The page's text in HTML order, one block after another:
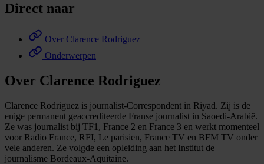
Direct naar
Over Clarence Rodriguez
Onderwerpen
Over Clarence Rodriguez
Clarence Rodriguez is journalist-Correspondent in Riyad. Zij is de
enige permanent geaccrediteerde Franse journalist in Saoedi-Arabië.
Ze was journalist bij TF1, France 2 en France 3 en werkt momenteel
voor Radio France, RFI, Le parisien, France TV en BFM TV onder
vele anderen. Ze volgde een opleiding aan het Institut de
journalisme Bordeaux-Aquitaine.